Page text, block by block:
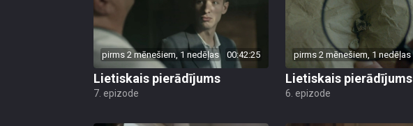
pirms 2 mēnešiem, 1 nedēļas 00:42:25
Lietiskais pierādījums
7. epizode
pirms 2 mēnešiem, 1 nedēļas
Lietiskais pierādījums
6. epizode